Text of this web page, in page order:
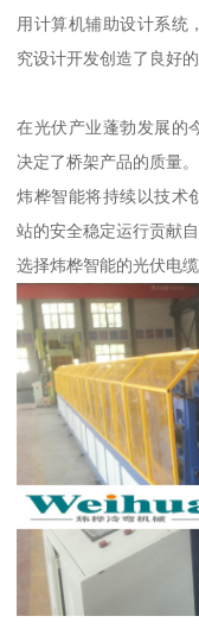
用计算机辅助设计系统
究设计开发创造了良好的
在光伏产业蓬勃发展的
决定了桥架产品的质量。
炜桦智能将持续以技术
站的安全稳定运行贡献自
选择炜桦智能的光伏电